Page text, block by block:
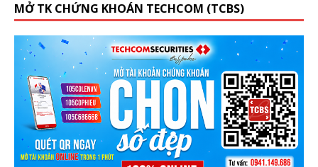
MỞ TK CHỨNG KHOÁN TECHCOM (TCBS)